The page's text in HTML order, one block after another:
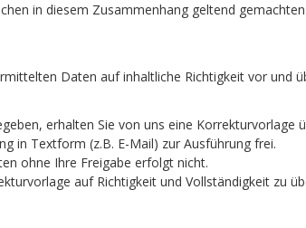
in diesem Zusammenhang geltend
Daten auf inhaltliche Richtigkeit vor und
erhalten Sie von uns eine
in Textform (z.B. E-Mail) zur Ausführung frei.
ohne Ihre Freigabe erfolgt nicht.
auf Richtigkeit und Vollständigkeit zu